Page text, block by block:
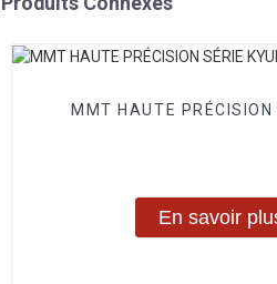
MMT HAUTE PRÉCISION
En savoir